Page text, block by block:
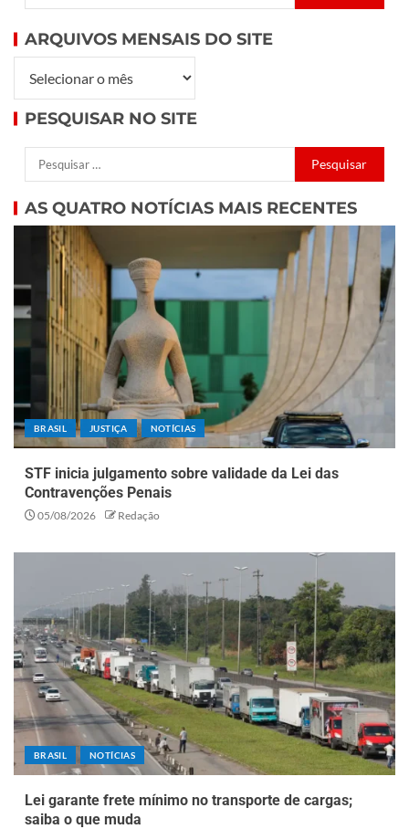
ARQUIVOS MENSAIS DO SITE
PESQUISAR NO SITE
AS QUATRO NOTÍCIAS MAIS RECENTES
BRASIL JUSTIÇA NOTÍCIAS
STF inicia julgamento sobre validade da Lei das
Contravenções Penais
05/08/2026 Redação
BRASIL NOTÍCIAS
Lei garante frete mínimo no transporte de cargas;
saiba o que muda